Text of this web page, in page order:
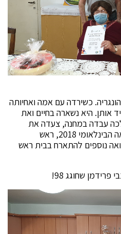
: ילידת 1926 הונגריה. כשירדה עם אמה ואחיותה
אותן. היא נשארה בחיים ואת
עבדה במחנה, צעדה את
צעדת המוות ושרדה. ביום השואה הבינלאומי 2018, ראש
נוספים להתארח בבית ראש